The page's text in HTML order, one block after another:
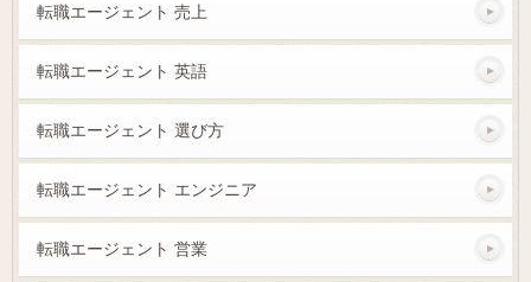
転職エージェント 売上
転職エージェント 英語
転職エージェント 選び方
転職エージェント エンジニア
転職エージェント 営業